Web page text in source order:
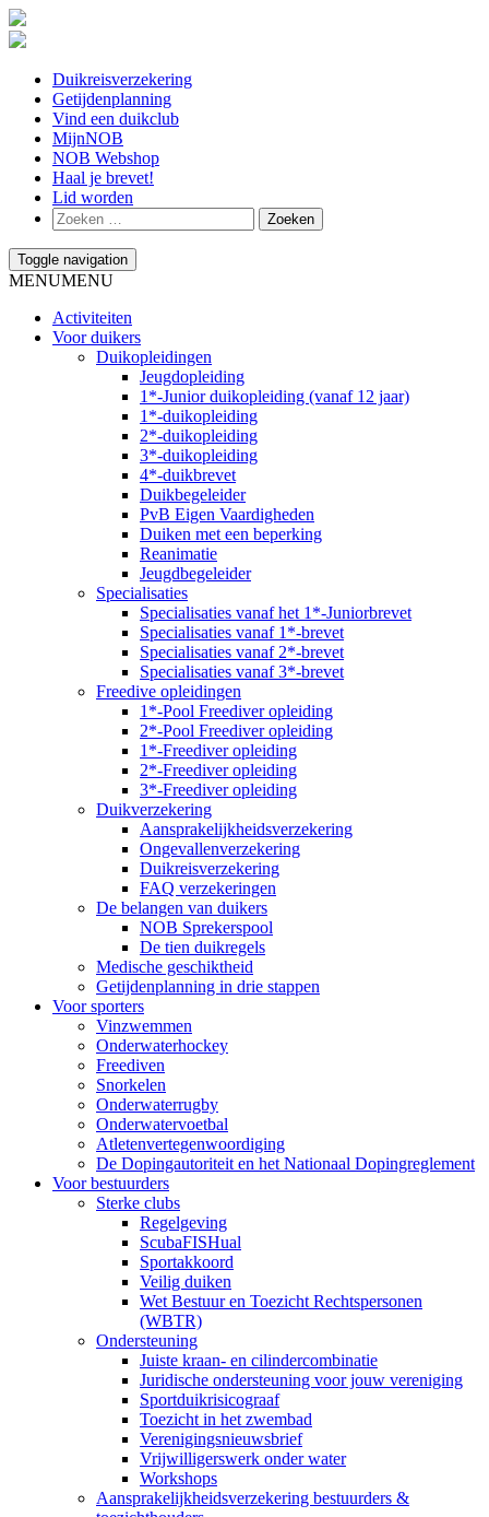
Duikreisverzekering
Getijdenplanning
Vind een duikclub
MijnNOB
NOB Webshop
Haal je brevet!
Lid worden
Toggle navigation
MENUMENU
Activiteiten
Voor duikers
Duikopleidingen
Jeugdopleiding
1*-Junior duikopleiding (vanaf 12 jaar)
1*-duikopleiding
2*-duikopleiding
3*-duikopleiding
4*-duikbrevet
Duikbegeleider
PvB Eigen Vaardigheden
Duiken met een beperking
Reanimatie
Jeugdbegeleider
Specialisaties
Specialisaties vanaf het 1*-Juniorbrevet
Specialisaties vanaf 1*-brevet
Specialisaties vanaf 2*-brevet
Specialisaties vanaf 3*-brevet
Freedive opleidingen
1*-Pool Freediver opleiding
2*-Pool Freediver opleiding
1*-Freediver opleiding
2*-Freediver opleiding
3*-Freediver opleiding
Duikverzekering
Aansprakelijkheidsverzekering
Ongevallenverzekering
Duikreisverzekering
FAQ verzekeringen
De belangen van duikers
NOB Sprekerspool
De tien duikregels
Medische geschiktheid
Getijdenplanning in drie stappen
Voor sporters
Vinzwemmen
Onderwaterhockey
Freediven
Snorkelen
Onderwaterrugby
Onderwatervoetbal
Atletenvertegenwoordiging
De Dopingautoriteit en het Nationaal Dopingreglement
Voor bestuurders
Sterke clubs
Regelgeving
ScubaFISHual
Sportakkoord
Veilig duiken
Wet Bestuur en Toezicht Rechtspersonen
(WBTR)
Ondersteuning
Juiste kraan- en cilindercombinatie
Juridische ondersteuning voor jouw vereniging
Sportduikrisicograaf
Toezicht in het zwembad
Verenigingsnieuwsbrief
Vrijwilligerswerk onder water
Workshops
Aansprakelijkheidsverzekering bestuurders &